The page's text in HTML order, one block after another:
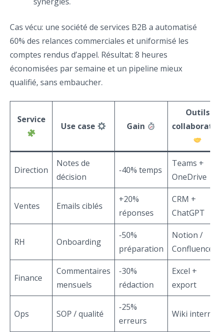
Cas vécu: une société de services B2B a automatisé
60% des relances commerciales et uniformisé les
comptes rendus d’appel. Résultat: 8 heures
économisées par semaine et un pipeline mieux
qualifié, sans embaucher.
Service
Use case Gain
Outils
Direction
Notes de
décision
-40% temps
Teams +
OneDrive
Ventes Emails ciblés
+20%
réponses
CRM +
ChatGPT
RH Onboarding
-50%
préparation
Notion /
Confluence
Finance
Commentaires
mensuels
-30%
rédaction
Excel +
export
Ops SOP / qualité
-25%
erreurs
Wiki interne